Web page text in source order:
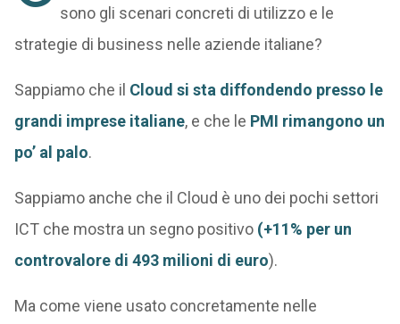
sono gli scenari concreti di utilizzo e le
strategie di business nelle aziende italiane?
Sappiamo che il Cloud si sta diffondendo presso le
grandi imprese italiane, e che le PMI rimangono un
po’ al palo.
Sappiamo anche che il Cloud è uno dei pochi settori
ICT che mostra un segno positivo (+11% per un
controvalore di 493 milioni di euro).
Ma come viene usato concretamente nelle